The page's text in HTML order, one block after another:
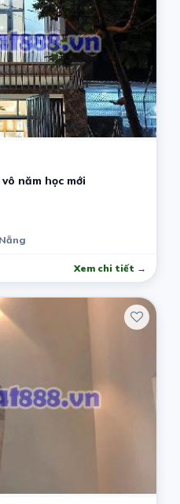
năm học mới
Xem chi tiết →